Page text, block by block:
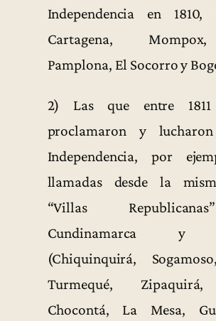
Independencia en 1810,
Cartagena,
Pamplona, El Socorro y
2) Las que entre
proclamaron y
Independencia, por
llamadas desde la
“Villas
Cundinamarca y
(Chiquinquirá,
Turmequé,
Chocontá, La Mesa,